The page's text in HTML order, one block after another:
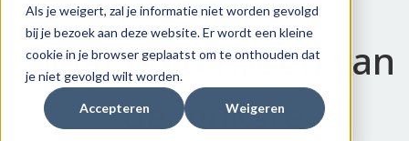
Als je weigert, zal je informatie niet worden gevolgd
bij je bezoek aan deze website. Er wordt een kleine
cookie in je browser geplaatst om te onthouden dat
je niet gevolgd wilt worden.
Accepteren Weigeren
Naar buiten! Een van
de leukste